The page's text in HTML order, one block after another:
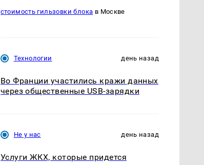
стоимость гильзовки блока в Москве
Технологии день назад
Во Франции участились кражи данных
через общественные USB-зарядки
Не у нас день назад
Услуги ЖКХ, которые придется